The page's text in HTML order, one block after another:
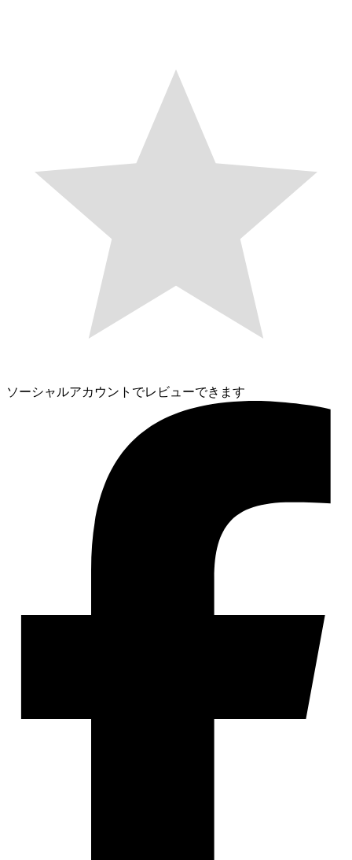
ソーシャルアカウントでレビューできます